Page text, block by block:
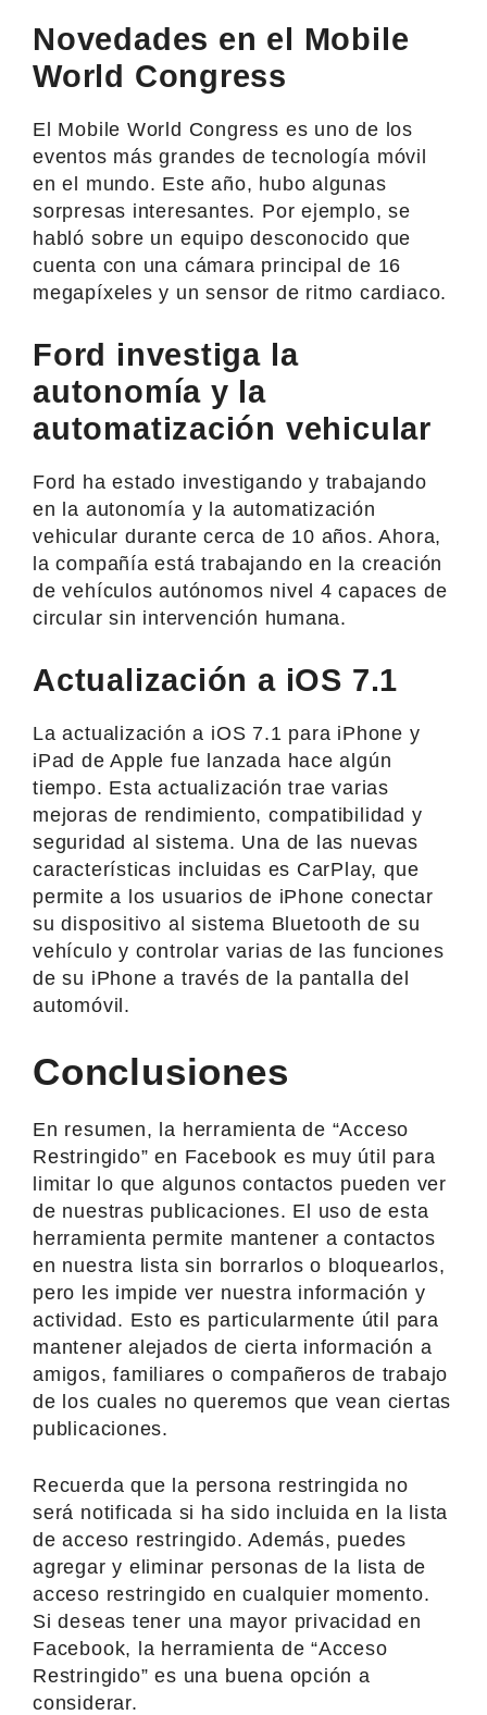
Novedades en el Mobile
World Congress
El Mobile World Congress es uno de los
eventos más grandes de tecnología móvil
en el mundo. Este año, hubo algunas
sorpresas interesantes. Por ejemplo, se
habló sobre un equipo desconocido que
cuenta con una cámara principal de 16
megapíxeles y un sensor de ritmo cardiaco.
Ford investiga la
autonomía y la
automatización vehicular
Ford ha estado investigando y trabajando
en la autonomía y la automatización
vehicular durante cerca de 10 años. Ahora,
la compañía está trabajando en la creación
de vehículos autónomos nivel 4 capaces de
circular sin intervención humana.
Actualización a iOS 7.1
La actualización a iOS 7.1 para iPhone y
iPad de Apple fue lanzada hace algún
tiempo. Esta actualización trae varias
mejoras de rendimiento, compatibilidad y
seguridad al sistema. Una de las nuevas
características incluidas es CarPlay, que
permite a los usuarios de iPhone conectar
su dispositivo al sistema Bluetooth de su
vehículo y controlar varias de las funciones
de su iPhone a través de la pantalla del
automóvil.
Conclusiones
En resumen, la herramienta de “Acceso
Restringido” en Facebook es muy útil para
limitar lo que algunos contactos pueden ver
de nuestras publicaciones. El uso de esta
herramienta permite mantener a contactos
en nuestra lista sin borrarlos o bloquearlos,
pero les impide ver nuestra información y
actividad. Esto es particularmente útil para
mantener alejados de cierta información a
amigos, familiares o compañeros de trabajo
de los cuales no queremos que vean ciertas
publicaciones.
Recuerda que la persona restringida no
será notificada si ha sido incluida en la lista
de acceso restringido. Además, puedes
agregar y eliminar personas de la lista de
acceso restringido en cualquier momento.
Si deseas tener una mayor privacidad en
Facebook, la herramienta de “Acceso
Restringido” es una buena opción a
considerar.